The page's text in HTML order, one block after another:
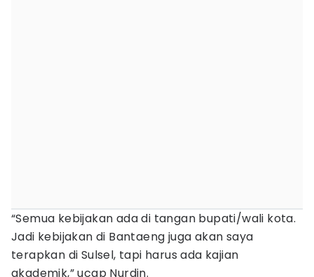
“Semua kebijakan ada di tangan bupati/wali kota.
Jadi kebijakan di Bantaeng juga akan saya
terapkan di Sulsel, tapi harus ada kajian
akademik,” ucap Nurdin.